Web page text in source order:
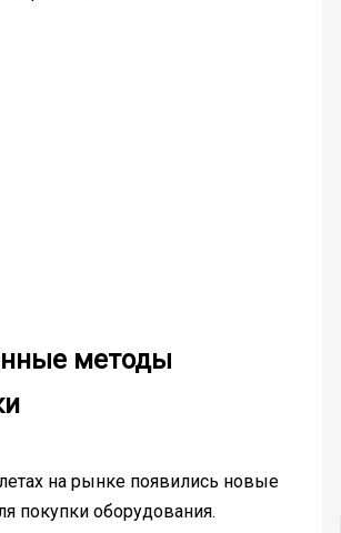
методы
на рынке появились новые
покупки оборудования.